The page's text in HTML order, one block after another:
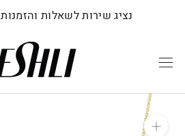
נציג שירות לשאלות והזמנות 058-5555778